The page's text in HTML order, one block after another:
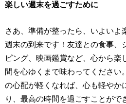
楽しい週末を過ごすために
さあ、準備が整ったら、いよいよ
週末の到来です！友達との食事、
ピング、映画鑑賞など、心から楽
間を心ゆくまで味わってください
の心配が軽くなれば、心も軽やか
り、最高の時間を過ごすことがで